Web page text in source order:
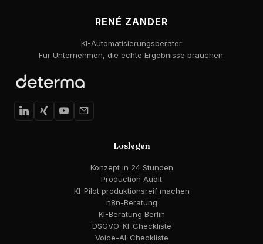
RENÉ ZANDER
KI-Automatisierungsberater
Für Unternehmen, die echte Ergebnisse brauchen.
Loslegen
Konzept in 24 Stunden
Production Audit
KI-Pilot produktionsreif machen
n8n-Beratung
KI-Beratung Berlin
DSGVO-KI-Checkliste
Voice-AI-Checkliste